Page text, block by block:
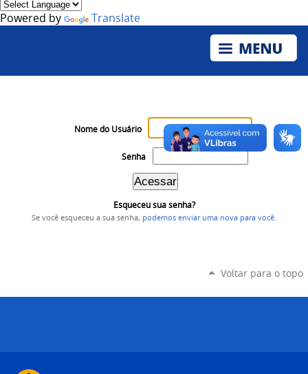
Powered by Translate
Nome do Usuário
Senha
Esqueceu sua senha?
Se você esqueceu a sua senha, podemos enviar uma nova para você
Voltar para o topo